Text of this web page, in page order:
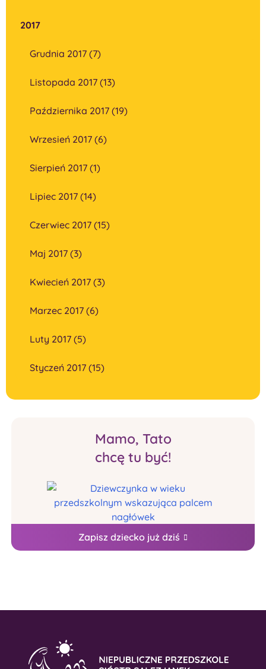
2017
Grudnia 2017 (7)
Listopada 2017 (13)
Października 2017 (19)
Wrzesień 2017 (6)
Sierpień 2017 (1)
Lipiec 2017 (14)
Czerwiec 2017 (15)
Maj 2017 (3)
Kwiecień 2017 (3)
Marzec 2017 (6)
Luty 2017 (5)
Styczeń 2017 (15)
Mamo, Tato
chcę tu być!
Zapisz dziecko już dziś